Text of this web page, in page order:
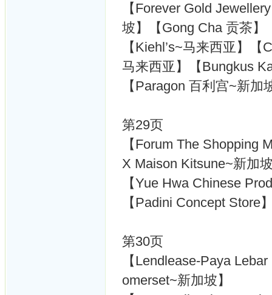
【Forever Gold
坡】【Gong Cha 贡茶】
【Kiehl’s~马来西亚】
马来西亚】【Bungkus
【Paragon 百利宫~新加
第29页
【Forum The Shopping
X Maison Kitsune~新加
【Yue Hwa Chinese
【Padini Concept Store
第30页
【Lendlease-Paya
omerset~新加坡】